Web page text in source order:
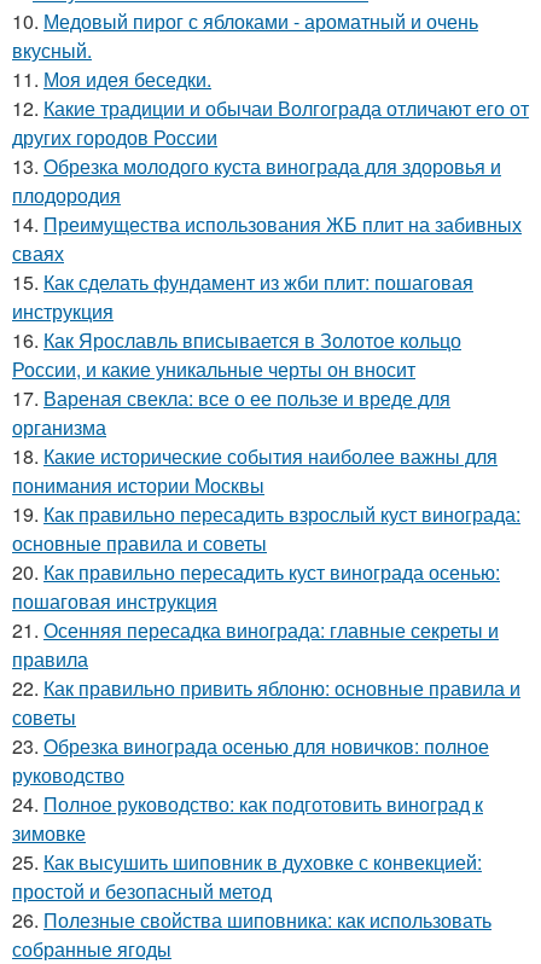
10. Медовый пирог с яблоками - ароматный и очень
вкусный.
11. Моя идея беседки.
12. Какие традиции и обычаи Волгограда отличают его от
других городов России
13. Обрезка молодого куста винограда для здоровья и
плодородия
14. Преимущества использования ЖБ плит на забивных
сваях
15. Как сделать фундамент из жби плит: пошаговая
инструкция
16. Как Ярославль вписывается в Золотое кольцо
России, и какие уникальные черты он вносит
17. Вареная свекла: все о ее пользе и вреде для
организма
18. Какие исторические события наиболее важны для
понимания истории Москвы
19. Как правильно пересадить взрослый куст винограда:
основные правила и советы
20. Как правильно пересадить куст винограда осенью:
пошаговая инструкция
21. Осенняя пересадка винограда: главные секреты и
правила
22. Как правильно привить яблоню: основные правила и
советы
23. Обрезка винограда осенью для новичков: полное
руководство
24. Полное руководство: как подготовить виноград к
зимовке
25. Как высушить шиповник в духовке с конвекцией:
простой и безопасный метод
26. Полезные свойства шиповника: как использовать
собранные ягоды